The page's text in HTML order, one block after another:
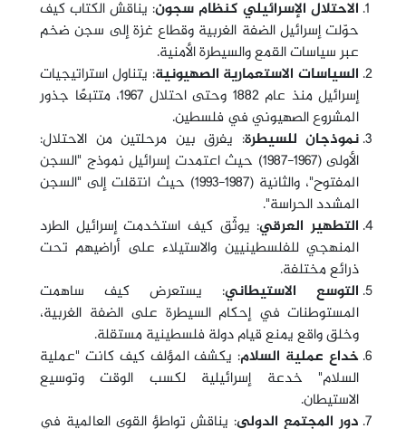
الاحتلال الإسرائيلي كنظام سجون: يناقش الكتاب كيف
حوّلت إسرائيل الضفة الغربية وقطاع غزة إلى سجن ضخم
عبر سياسات القمع والسيطرة الأمنية.
السياسات الاستعمارية الصهيونية: يتناول استراتيجيات
إسرائيل منذ عام 1882 وحتى احتلال 1967، متتبعًا جذور
المشروع الصهيوني في فلسطين.
نموذجان للسيطرة: يفرق بين مرحلتين من الاحتلال:
الأولى (1967-1987) حيث اعتمدت إسرائيل نموذج "السجن
المفتوح"، والثانية (1987-1993) حيث انتقلت إلى "السجن
المشدد الحراسة".
التطهير العرقي: يوثّق كيف استخدمت إسرائيل الطرد
المنهجي للفلسطينيين والاستيلاء على أراضيهم تحت
ذرائع مختلفة.
التوسع الاستيطاني: يستعرض كيف ساهمت
المستوطنات في إحكام السيطرة على الضفة الغربية،
وخلق واقع يمنع قيام دولة فلسطينية مستقلة.
خداع عملية السلام: يكشف المؤلف كيف كانت "عملية
السلام" خدعة إسرائيلية لكسب الوقت وتوسيع
الاستيطان.
دور المجتمع الدولي: يناقش تواطؤ القوى العالمية في